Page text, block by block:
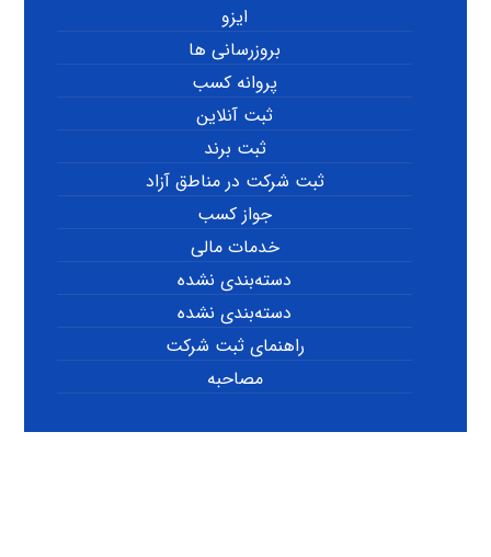
ایزو
بروزرسانی ها
پروانه کسب
ثبت آنلاین
ثبت برند
ثبت شرکت در مناطق آزاد
جواز کسب
خدمات مالی
دسته‌بندی نشده
دسته‌بندی نشده
راهنمای ثبت شرکت
مصاحبه